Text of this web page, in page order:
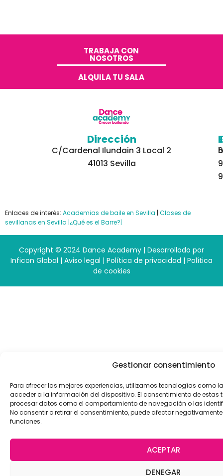
Gestionar consentimiento
Para ofrecer las mejores experiencias, utilizamos tecnologías como
acceder a la información del dispositivo. El consentimiento de
procesar datos como el comportamiento de navegación o las
No consentir o retirar el consentimiento, puede afectar
funciones.
ACEPTAR
DENEGAR
TRABAJA CON
NOSOTROS​
ALQUILA TU SALA
Dirección
C/Cardenal Ilundain 3 Local 2
41013 Sevilla
Enlaces de interés: Academias de baile en Sevilla | Clases de
sevillanas en Sevilla |¿Qué es el Barre?|
Copyright © 2024 Dance Academy | Desarrollado por
Inficon Global | Aviso legal | Política de privacidad | Política
de cookies